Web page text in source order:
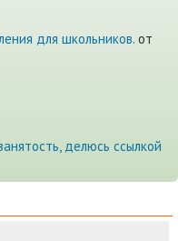
для школьников. от
делюсь ссылкой